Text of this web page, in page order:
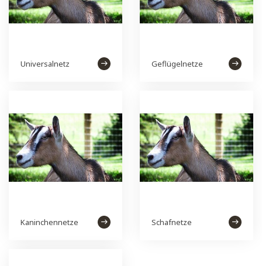
Universalnetz Geflügelnetze
Kaninchennetze Schafnetze